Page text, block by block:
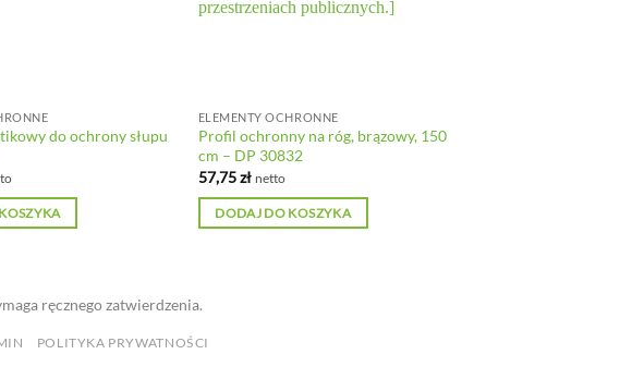
do ochrony słupu
ELEMENTY OCHRONNE
Profil ochronny na róg, brązowy, 150
cm – DP 30832
57,75zł netto
DODAJ DO KOSZYKA
ręcznego zatwierdzenia.
POLITYKA PRYWATNOŚCI